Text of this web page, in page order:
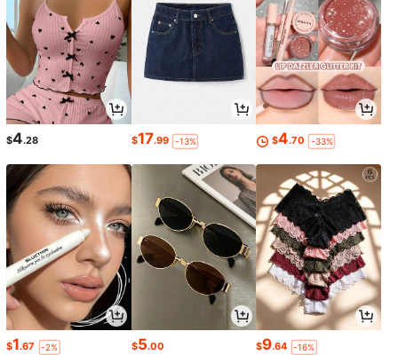
$4.28 $17.99 -13% $4.70 -33%
$1.67 -2% $5.00 $9.64 -16%